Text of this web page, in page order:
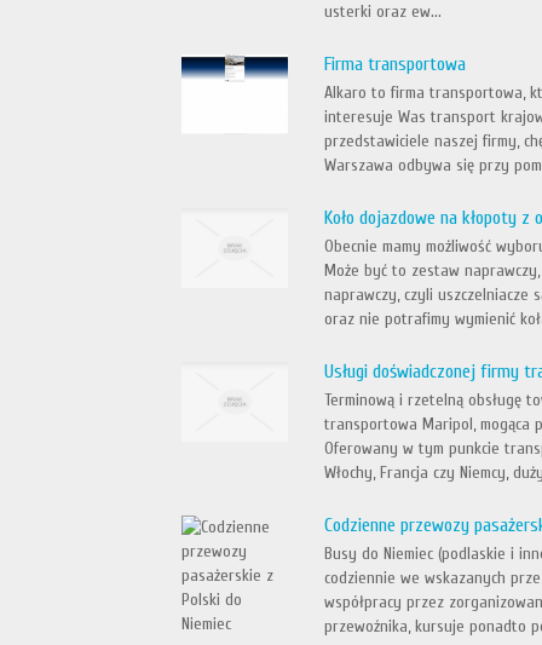
usterki oraz ew...
Firma transportowa
Alkaro to firma transportowa,
interesuje Was transport
przedstawiciele naszej firmy,
Warszawa odbywa się przy
Koło dojazdowe na kłopoty z
Obecnie mamy możliwość
Może być to zestaw
naprawczy, czyli uszczelniacze
oraz nie potrafimy wymienić
Usługi doświadczonej firmy
Terminową i rzetelną obsługę
transportowa Maripol, mogąca
Oferowany w tym punkcie
Włochy, Francja czy Niemcy,
Codzienne przewozy
Busy do Niemiec (podlaskie i
codziennie we wskazanych
współpracy przez
przewoźnika, kursuje ponadto